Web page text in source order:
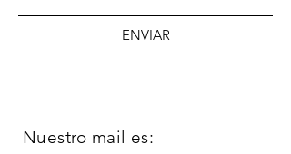
ENVIAR
Nuestro mail es: